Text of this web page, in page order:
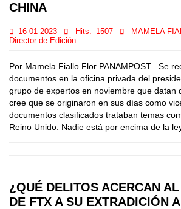
CHINA
16-01-2023 Hits: 1507
MAMELA
Director de Edición
Por Mamela Fiallo Flor PANAMPOST Se
documentos en la oficina privada del
grupo de expertos en noviembre que datan
cree que se originaron en sus días como
documentos clasificados trataban temas
Reino Unido. Nadie está por encima de la
¿QUÉ DELITOS ACERCAN
DE FTX A SU EXTRADICIÓN